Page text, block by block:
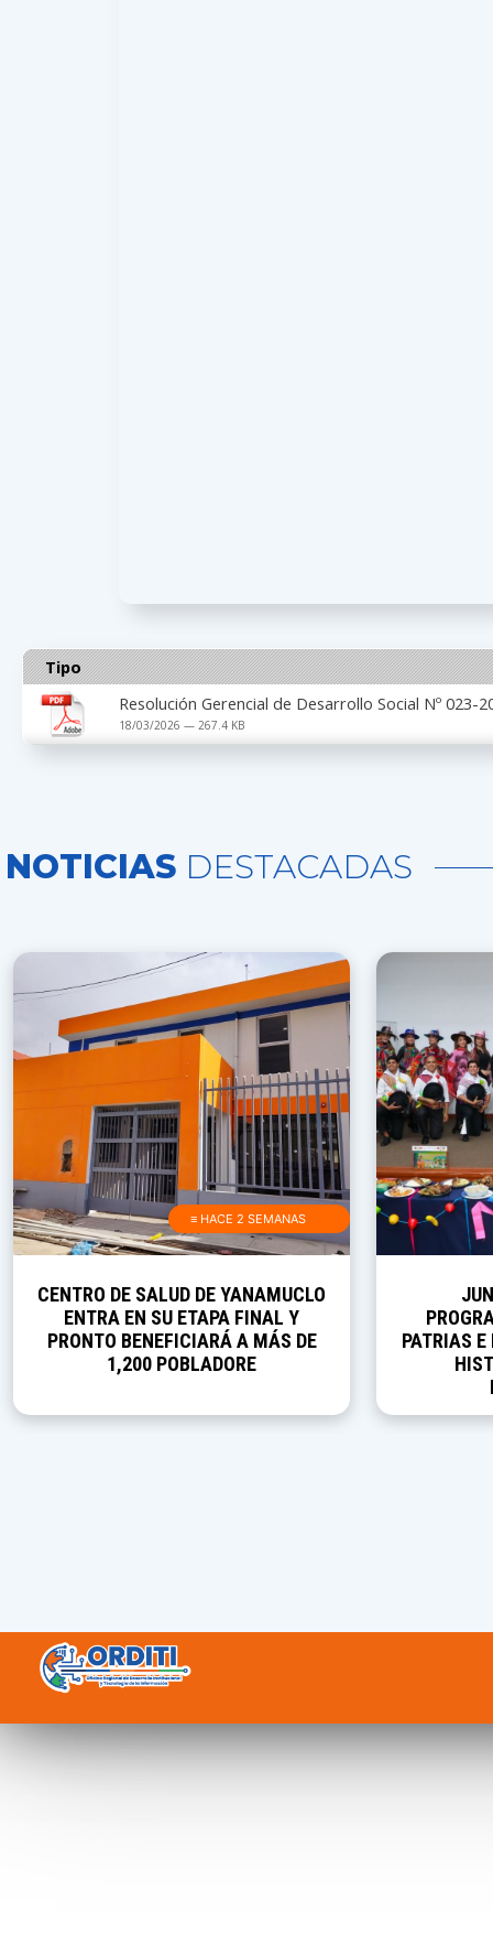
Tipo
Resolución Gerencial de Desarrollo Social Nº 023-
18/03/2026 — 267.4 KB
NOTICIAS DESTACADAS
≡ HACE 2 SEMANAS
CENTRO DE SALUD DE YANAMUCLO
ENTRA EN SU ETAPA FINAL Y
PRONTO BENEFICIARÁ A MÁS DE
1,200 POBLADORE
PATRIAS